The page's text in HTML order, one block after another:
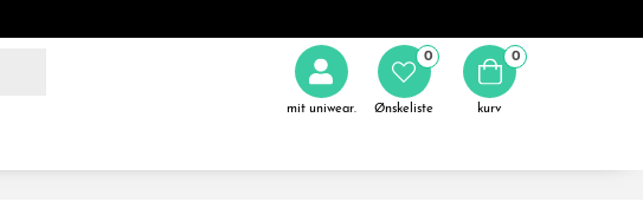
mit uniwear. Ønskeliste
0 0
kurv